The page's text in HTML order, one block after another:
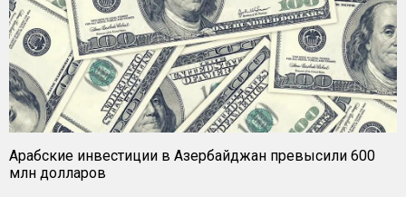
Арабские инвестиции в Азербайджан превысили 600
млн долларов